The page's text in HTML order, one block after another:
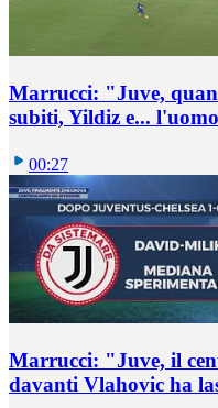
Marrucci: "Juve,
subiti, Yildiz e...
00:27
Marrucci: "Juve, il
davanti Vlahovic ha